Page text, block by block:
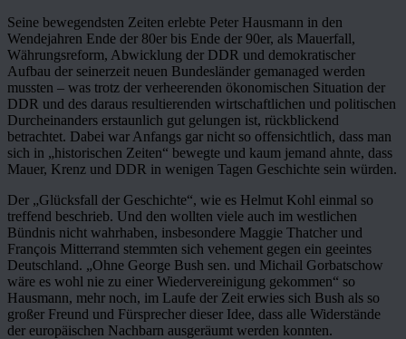
Seine bewegendsten Zeiten erlebte Peter Hausmann in den
Wendejahren Ende der 80er bis Ende der 90er, als Mauerfall,
Währungsreform, Abwicklung der DDR und demokratischer
Aufbau der seinerzeit neuen Bundesländer gemanaged werden
mussten – was trotz der verheerenden ökonomischen Situation der
DDR und des daraus resultierenden wirtschaftlichen und politischen
Durcheinanders erstaunlich gut gelungen ist, rückblickend
betrachtet. Dabei war Anfangs gar nicht so offensichtlich, dass man
sich in „historischen Zeiten“ bewegte und kaum jemand ahnte, dass
Mauer, Krenz und DDR in wenigen Tagen Geschichte sein würden.
Der „Glücksfall der Geschichte“, wie es Helmut Kohl einmal so
treffend beschrieb. Und den wollten viele auch im westlichen
Bündnis nicht wahrhaben, insbesondere Maggie Thatcher und
François Mitterrand stemmten sich vehement gegen ein geeintes
Deutschland. „Ohne George Bush sen. und Michail Gorbatschow
wäre es wohl nie zu einer Wiedervereinigung gekommen“ so
Hausmann, mehr noch, im Laufe der Zeit erwies sich Bush als so
großer Freund und Fürsprecher dieser Idee, dass alle Widerstände
der europäischen Nachbarn ausgeräumt werden konnten.